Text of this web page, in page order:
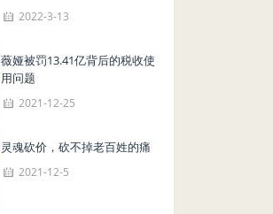
2022-3-13
薇娅被罚13.41亿背后的税收使
用问题
2021-12-25
灵魂砍价，砍不掉老百姓的痛
2021-12-5